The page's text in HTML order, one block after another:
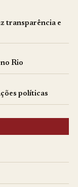
transparência e
Rio
políticas